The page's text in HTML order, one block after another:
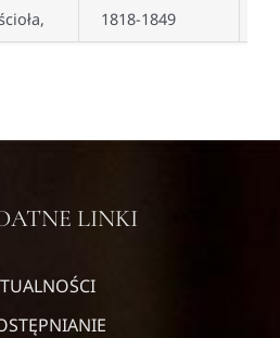
1818-1849
LINKI